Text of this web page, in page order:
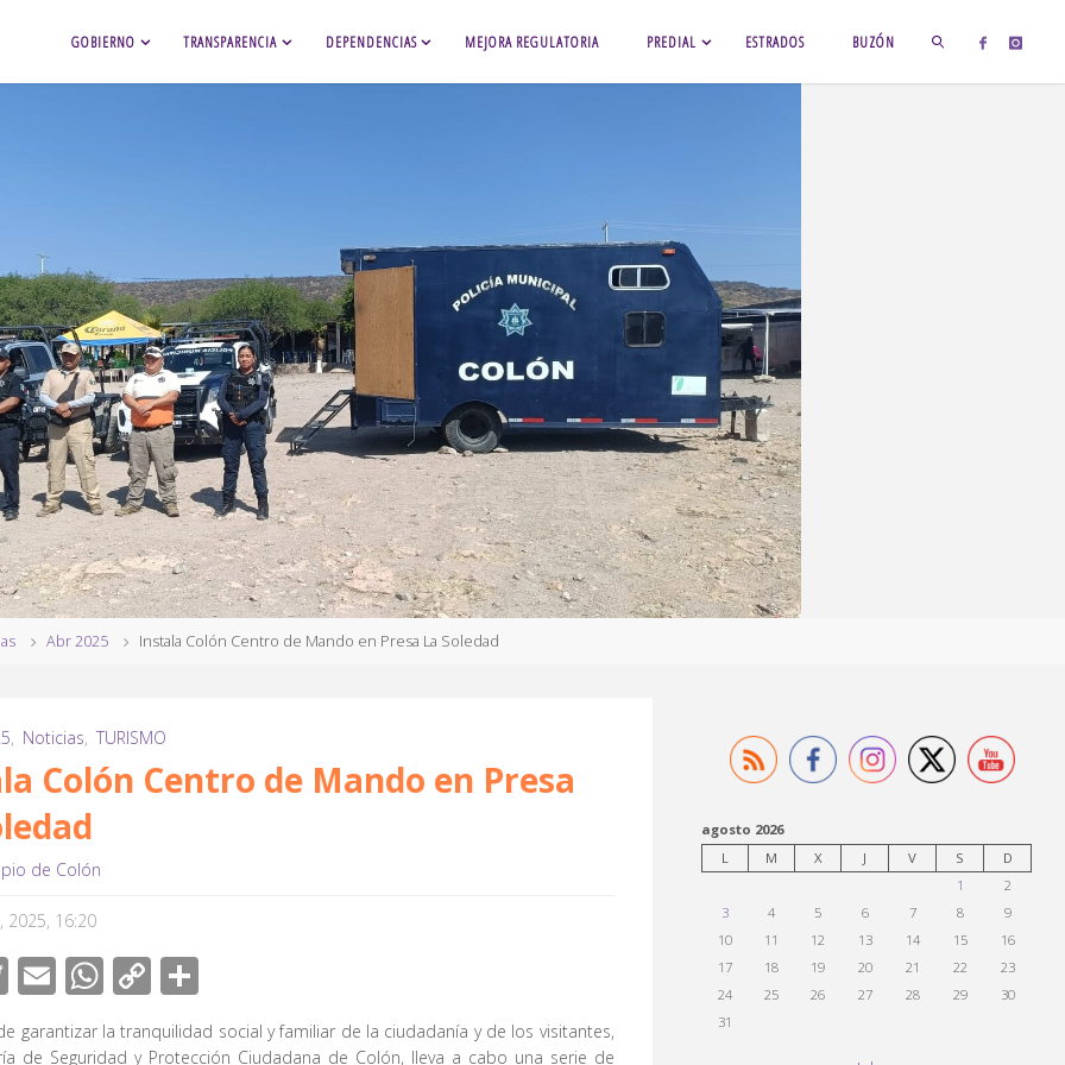
GOBIERNO TRANSPARENCIA DEPENDENCIAS MEJORA REGULATORIA PREDIAL ESTRADOS BUZÓN
Abr 2025 Instala Colón Centro de Mando en Presa La Soledad
, Noticias, TURISMO
Colón Centro de Mando en Presa
de Colón
2025, 16:20
T
tt
E
m
ail
W
h
at
C
o
p
o
m
garantizar la tranquilidad social y familiar de la ciudadanía y de los visitantes,
de Seguridad y Protección Ciudadana de Colón, lleva a cabo una serie de
agosto 2026
L
M X J V S
D
1
2
3
4 5 6 7 8
9
10
11 12 13 14 15
16
17
18 19 20 21 22
23
24
25 26 27 28 29
30
31